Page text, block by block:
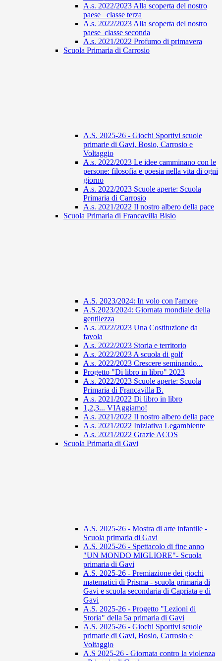
A.s. 2022/2023 Alla scoperta del nostro
paese_ classe terza
A.s. 2022/2023 Alla scoperta del nostro
paese_classe seconda
A.s. 2021/2022 Profumo di primavera
Scuola Primaria di Carrosio
A.S. 2025-26 - Giochi Sportivi scuole
primarie di Gavi, Bosio, Carrosio e
Voltaggio
A.s. 2022/2023 Le idee camminano con le
persone: filosofia e poesia nella vita di ogni
giorno
A.s. 2022/2023 Scuole aperte: Scuola
Primaria di Carrosio
A.s. 2021/2022 Il nostro albero della pace
Scuola Primaria di Francavilla Bisio
A.S. 2023/2024: In volo con l'amore
A.S.2023/2024: Giornata mondiale della
gentilezza
A.s. 2022/2023 Una Costituzione da
favola
A.s. 2022/2023 Storia e territorio
A.s. 2022/2023 A scuola di golf
A.s. 2022/2023 Crescere seminando...
Progetto "Di libro in libro" 2023
A.s. 2022/2023 Scuole aperte: Scuola
Primaria di Francavilla B.
A.s. 2021/2022 Di libro in libro
1,2,3... VIAggiamo!
A.s. 2021/2022 Il nostro albero della pace
A.s. 2021/2022 Iniziativa Legambiente
A.s. 2021/2022 Grazie ACOS
Scuola Primaria di Gavi
A.S. 2025-26 - Mostra di arte infantile -
Scuola primaria di Gavi
A.S. 2025-26 - Spettacolo di fine anno
"UN MONDO MIGLIORE"- Scuola
primaria di Gavi
A.S. 2025-26 - Premiazione dei giochi
matematici di Prisma - scuola primaria di
Gavi e scuola secondaria di Capriata e di
Gavi
A.S. 2025-26 - Progetto "Lezioni di
Storia" della 5a primaria di Gavi
A.S. 2025-26 - Giochi Sportivi scuole
primarie di Gavi, Bosio, Carrosio e
Voltaggio
A.S 2025-26 - Giornata contro la violenza